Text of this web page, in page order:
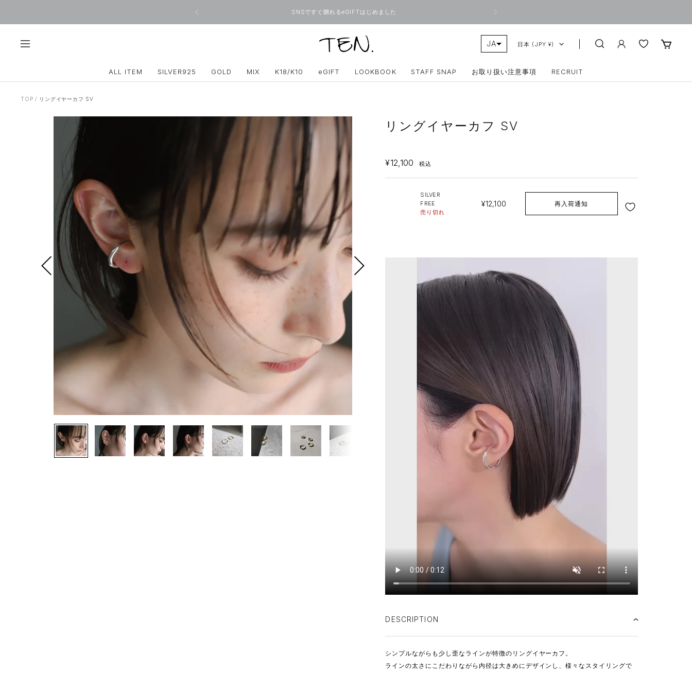
テ
ッ
る
SNSですぐ贈れるeGIFTはじめました
へ
ナ
シ
ン
ONLINE
TEN.
JA COUNTRY/REGION
日本 (JPY ¥)
ALL ITEM SILVER925 GOLD MIX K18/K10 eGIFT LOOKBOOK STAFF SNAP お取り扱い注意事項 RECRUIT
TOP リングイヤーカフ SV
リングイヤーカフ SV
SALE
¥12,100 税込
SILVER
FREE
売り切れ
SALE
¥12,100 再入荷通知
DESCRIPTION
シンプルながらも少し歪なラインが特徴のリングイヤーカフ。
ラインの太さにこだわりながら内径は大きめにデザインし、様々なスタイリングで